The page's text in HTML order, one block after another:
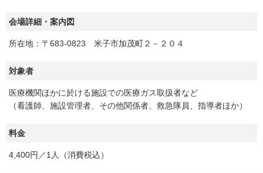
会場詳細・案内図
所在地：〒683-0823 米子市加茂町２－２０４
対象者
医療機関ほかに於ける施設での医療ガス取扱者など
（看護師、施設管理者、その他関係者、救急隊員、指導者ほか）
料金
4,400円／1人（消費税込）